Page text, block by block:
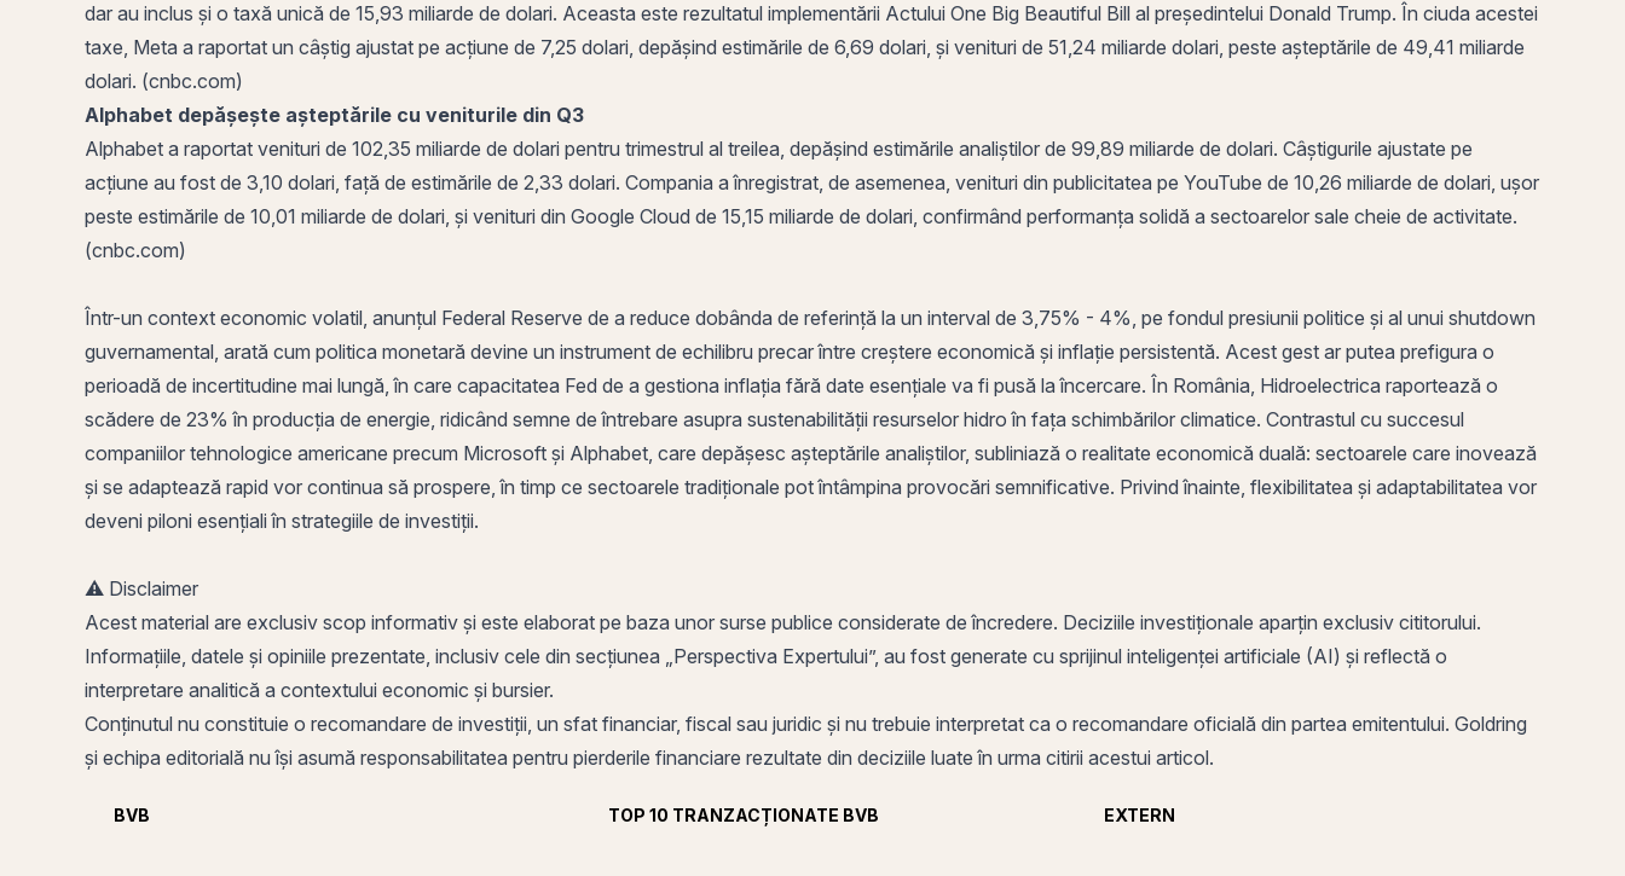
dar au inclus și o taxă unică de 15,93 miliarde de dolari. Aceasta este rezultatul implementării Actului One Big Beautiful Bill al președintelui Donald Trump. În ciuda acestei
taxe, Meta a raportat un câștig ajustat pe acțiune de 7,25 dolari, depășind estimările de 6,69 dolari, și venituri de 51,24 miliarde dolari, peste așteptările de 49,41 miliarde
dolari. (cnbc.com)
Alphabet depășește așteptările cu veniturile din Q3
Alphabet a raportat venituri de 102,35 miliarde de dolari pentru trimestrul al treilea, depășind estimările analiștilor de 99,89 miliarde de dolari. Câștigurile ajustate pe
acțiune au fost de 3,10 dolari, față de estimările de 2,33 dolari. Compania a înregistrat, de asemenea, venituri din publicitatea pe YouTube de 10,26 miliarde de dolari, ușor
peste estimările de 10,01 miliarde de dolari, și venituri din Google Cloud de 15,15 miliarde de dolari, confirmând performanța solidă a sectoarelor sale cheie de activitate.
(cnbc.com)
Într-un context economic volatil, anunțul Federal Reserve de a reduce dobânda de referință la un interval de 3,75% - 4%, pe fondul presiunii politice și al unui shutdown
guvernamental, arată cum politica monetară devine un instrument de echilibru precar între creștere economică și inflație persistentă. Acest gest ar putea prefigura o
perioadă de incertitudine mai lungă, în care capacitatea Fed de a gestiona inflația fără date esențiale va fi pusă la încercare. În România, Hidroelectrica raportează o
scădere de 23% în producția de energie, ridicând semne de întrebare asupra sustenabilității resurselor hidro în fața schimbărilor climatice. Contrastul cu succesul
companiilor tehnologice americane precum Microsoft și Alphabet, care depășesc așteptările analiștilor, subliniază o realitate economică duală: sectoarele care inovează
și se adaptează rapid vor continua să prospere, în timp ce sectoarele tradiționale pot întâmpina provocări semnificative. Privind înainte, flexibilitatea și adaptabilitatea vor
deveni piloni esențiali în strategiile de investiții.
⚠️ Disclaimer
Acest material are exclusiv scop informativ și este elaborat pe baza unor surse publice considerate de încredere. Deciziile investiționale aparțin exclusiv cititorului.
Informațiile, datele și opiniile prezentate, inclusiv cele din secțiunea „Perspectiva Expertului”, au fost generate cu sprijinul inteligenței artificiale (AI) și reflectă o
interpretare analitică a contextului economic și bursier.
Conținutul nu constituie o recomandare de investiții, un sfat financiar, fiscal sau juridic și nu trebuie interpretat ca o recomandare oficială din partea emitentului. Goldring
și echipa editorială nu își asumă responsabilitatea pentru pierderile financiare rezultate din deciziile luate în urma citirii acestui articol.
BVB TOP 10 TRANZACȚIONATE BVB EXTERN